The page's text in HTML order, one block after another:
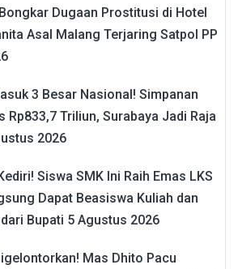
Dugaan Prostitusi di Hotel
Asal Malang Terjaring Satpol PP
3 Besar Nasional! Simpanan
Rp833,7 Triliun, Surabaya Jadi Raja
2026
Siswa SMK Ini Raih Emas LKS
Dapat Beasiswa Kuliah dan
Bupati 5 Agustus 2026
Mas Dhito Pacu